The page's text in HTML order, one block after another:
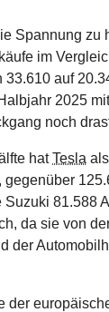
Spannung zu
im
33.610 auf
2025
noch
hatTesla
gegenüber
81.588
da sie von
der
der